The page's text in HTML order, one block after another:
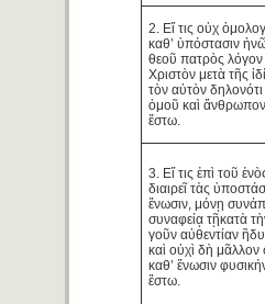
2. Εἴ τις οὐχ
καθ’ ὑπόστασιν
θεοῦ πατρὸς λόγον
Χριστὸν μετὰ τῆς
τὸν αὐτὸν δηλονότι
ὁμοῦ καὶ
ἔστω.
3. Εἴ τις ἐπὶ τοῦ
διαιρεῖ τὰς
ἕνωσιν, μόνῃ
συναφείᾳ τῇκατὰ
γοῦν αὐθεντίαν
καὶ οὐχὶ δὴ
καθ’ ἕνωσιν
ἔστω.